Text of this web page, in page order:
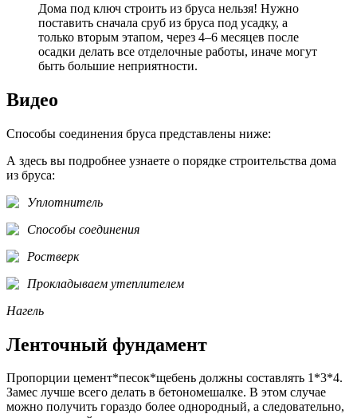
Дома под ключ строить из бруса нельзя! Нужно
поставить сначала сруб из бруса под усадку, а
только вторым этапом, через 4–6 месяцев после
осадки делать все отделочные работы, иначе могут
быть большие неприятности.
Видео
Способы соединения бруса представлены ниже:
А здесь вы подробнее узнаете о порядке строительства дома
из бруса:
Уплотнитель
Способы соединения
Ростверк
Прокладываем утеплителем
Нагель
Ленточный фундамент
Пропорции цемент*песок*щебень должны составлять 1*3*4.
Замес лучше всего делать в бетономешалке. В этом случае
можно получить гораздо более однородный, а следовательно,